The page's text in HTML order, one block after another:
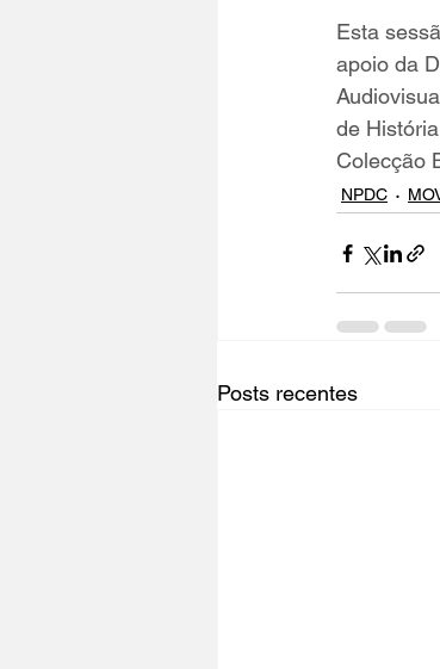
Esta
apoio da
de
Colecção
NPDC
Posts recentes